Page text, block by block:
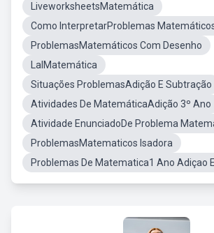
LiveworksheetsMatemática
Como InterpretarProblemas
ProblemasMatemáticos Com Desenho
LalMatemática
Situações ProblemasAdição E Subtração
Atividades De MatemáticaAdição 3º Ano
Atividade EnunciadoDe Problema
ProblemasMatematicos Isadora
Problemas De Matematica1 Ano Adiçao